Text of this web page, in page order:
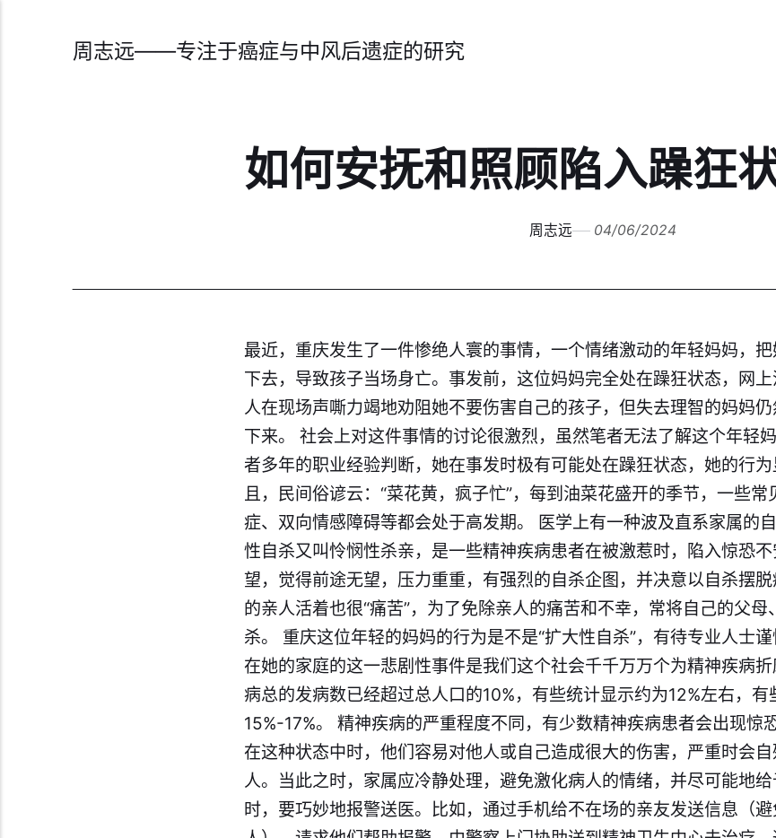
周志远——专注于癌症与中风后遗症的研究
如何安抚和照顾陷入躁狂
周志远 04/06/2024
最近，重庆发生了一件惨绝人寰的事情，一个情绪激动的年轻妈妈，
下去，导致孩子当场身亡。事发前，这位妈妈完全处在躁狂状态，网
人在现场声嘶力竭地劝阻她不要伤害自己的孩子，但失去理智的妈妈
下来。 社会上对这件事情的讨论很激烈，虽然笔者无法了解这个年轻
者多年的职业经验判断，她在事发时极有可能处在躁狂状态，她的行
且，民间俗谚云：“菜花黄，疯子忙”，每到油菜花盛开的季节，一些
症、双向情感障碍等都会处于高发期。 医学上有一种波及直系家属的
性自杀又叫怜悯性杀亲，是一些精神疾病患者在被激惹时，陷入惊恐
望，觉得前途无望，压力重重，有强烈的自杀企图，并决意以自杀摆
的亲人活着也很“痛苦”，为了免除亲人的痛苦和不幸，常将自己的父母
杀。 重庆这位年轻的妈妈的行为是不是“扩大性自杀”，有待专业人士
在她的家庭的这一悲剧性事件是我们这个社会千千万万个为精神疾病
病总的发病数已经超过总人口的10%，有些统计显示约为12%左右，有
15%-17%。 精神疾病的严重程度不同，有少数精神疾病患者会出现惊
在这种状态中时，他们容易对他人或自己造成很大的伤害，严重时会
人。当此之时，家属应冷静处理，避免激化病人的情绪，并尽可能地
时，要巧妙地报警送医。比如，通过手机给不在场的亲友发送信息（